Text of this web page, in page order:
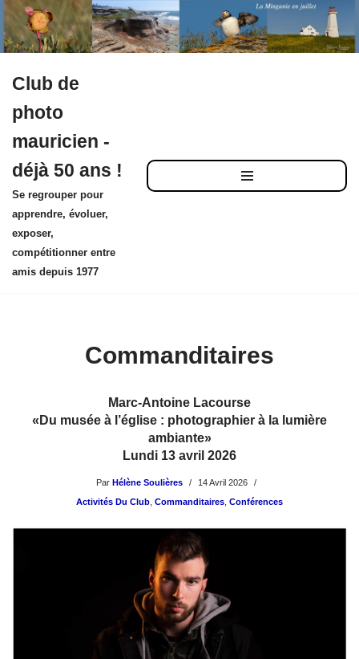
au
contenu
Club de
photo
mauricien -
déjà 50 ans !
Se regrouper pour
apprendre, évoluer,
exposer,
compétitionner entre
amis depuis 1977
Commanditaires
Marc-Antoine Lacourse
«Du musée à l’église : photographier à la lumière
ambiante»
Lundi 13 avril 2026
Par Hélène Soulières
14 Avril 2026
Activités Du Club Commanditaires Conférences